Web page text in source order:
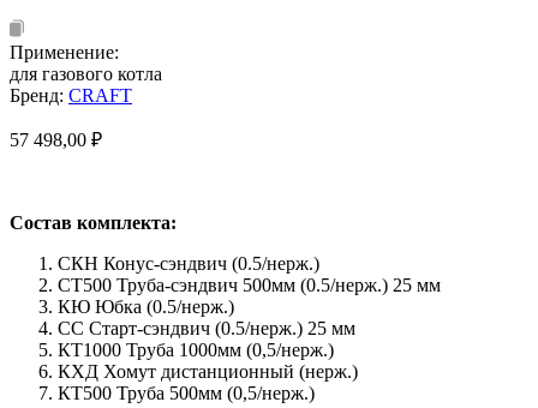
Применение:
для газового котла
Бренд: CRAFT
57 498,00 ₽
Состав комплекта:
СКН Конус-сэндвич (0.5/нерж.)
СТ500 Труба-сэндвич 500мм (0.5/нерж.) 25 мм
КЮ Юбка (0.5/нерж.)
СС Старт-сэндвич (0.5/нерж.) 25 мм
КТ1000 Труба 1000мм (0,5/нерж.)
КХД Хомут дистанционный (нерж.)
КТ500 Труба 500мм (0,5/нерж.)